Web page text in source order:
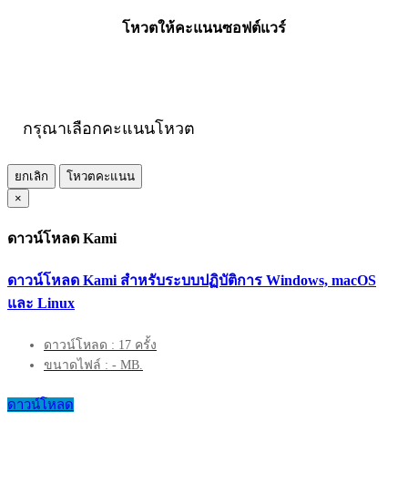
โหวตให้คะแนนซอฟต์แวร์
กรุณาเลือกคะแนนโหวต
ยกเลิก
โหวตคะแนน
×
ดาวน์โหลด Kami
ดาวน์โหลด Kami สำหรับระบบปฏิบัติการ Windows, macOS
และ Linux
ดาวน์โหลด : 17 ครั้ง
ขนาดไฟล์ : - MB.
ดาวน์โหลด